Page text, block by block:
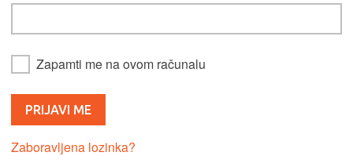
Zapamti me na ovom računalu
Zaboravljena lozinka?